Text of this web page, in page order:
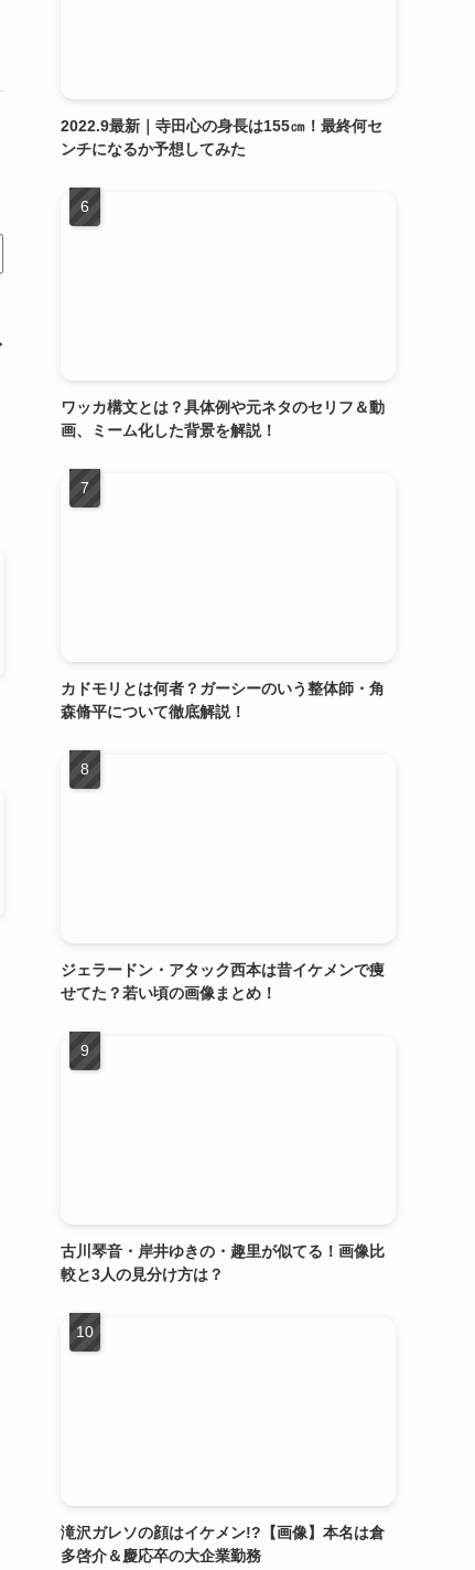
2022.9最新｜寺田心の身長は155㎝！最終何セ
ンチになるか予想してみた
ワッカ構文とは？具体例や元ネタのセリフ＆動
画、ミーム化した背景を解説！
カドモリとは何者？ガーシーのいう整体師・角
森脩平について徹底解説！
ジェラードン・アタック西本は昔イケメンで痩
せてた？若い頃の画像まとめ！
古川琴音・岸井ゆきの・趣里が似てる！画像比
較と3人の見分け方は？
滝沢ガレソの顔はイケメン!?【画像】本名は倉
多啓介＆慶応卒の大企業勤務